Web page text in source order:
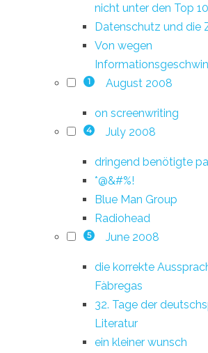
nicht unter den Top 10
Datenschutz und die
Von wegen
1 August 2008
on screenwriting
4 July 2008
dringend benötigte
*@&#%!
Blue Man Group
Radiohead
5 June 2008
die korrekte
Fàbregas
32. Tage der
Literatur
ein kleiner wunsch